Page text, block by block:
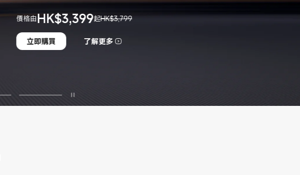
價格由HK$3,399
現價 HK$3399 起HK$3,799
市場價格 HK$3,799
立即購買 了解更多